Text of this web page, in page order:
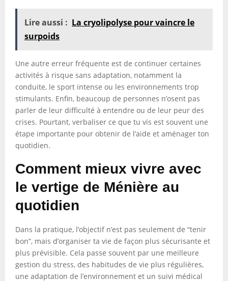
Lire aussi : La cryolipolyse pour vaincre le
surpoids
Une autre erreur fréquente est de continuer certaines
activités à risque sans adaptation, notamment la
conduite, le sport intense ou les environnements trop
stimulants. Enfin, beaucoup de personnes n’osent pas
parler de leur difficulté à entendre ou de leur peur des
crises. Pourtant, verbaliser ce que tu vis est souvent une
étape importante pour obtenir de l’aide et aménager ton
quotidien.
Comment mieux vivre avec
le vertige de Ménière au
quotidien
Dans la pratique, l’objectif n’est pas seulement de “tenir
bon”, mais d’organiser ta vie de façon plus sécurisante et
plus prévisible. Cela passe souvent par une meilleure
gestion du stress, des habitudes de vie plus régulières,
une adaptation de l’environnement et un suivi médical